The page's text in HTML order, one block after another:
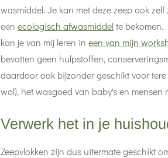
wasmiddel. Je kan met deze zeep ook
een ecologisch afwasmiddelte bekomen.
kan je van mij leren in een van mijn
bevatten geen hulpstoffen,
daardoor ook bijzonder geschikt voor
wol), het wasgoed van baby's en mensen
Verwerk het in je
Zeepvlokken zijn dus uitermate geschikt